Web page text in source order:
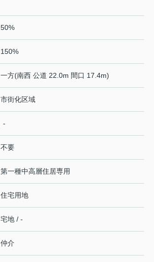
50%
150%
一方(南西 公道 22.0m 間口 17.4m)
市街化区域
-
不要
第一種中高層住居専用
住宅用地
宅地 / -
仲介